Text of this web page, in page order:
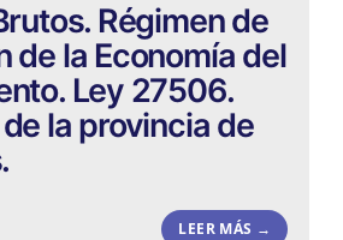
Régimen de
de la Economía del
Ley 27506.
la provincia de
LEER MÁS →